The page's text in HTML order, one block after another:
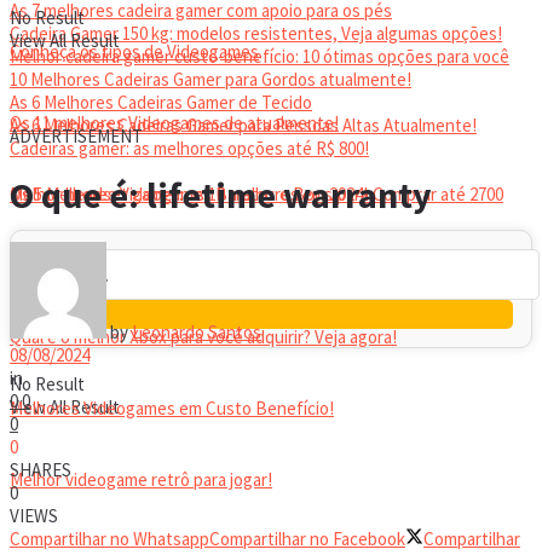
As 7 melhores cadeira gamer com apoio para os pés
Cadeira Gamer 150 kg: modelos resistentes, Veja algumas opções!
Melhor cadeira gamer custo-benefício: 10 ótimas opções para você
10 Melhores Cadeiras Gamer para Gordos atualmente!
As 6 Melhores Cadeiras Gamer de Tecido
As 6 Melhores Cadeiras Gamer para Pessoas Altas Atualmente!
Cadeiras gamer: as melhores opções até R$ 800!
Melhor headset gamer: os 10 melhores em 2024!
No Result
View All Result
Conheça os tipos de Videogames
Os 11 melhores Videogames de atualmente!
Os 5 Melhores Videogames Baratos e Bons para Comprar até 2700
Reais
Qual é o melhor Xbox para você adquirir? Veja agora!
Melhores Videogames em Custo Benefício!
Melhor videogame retrô para jogar!
No Result
View All Result
ADVERTISEMENT
O que é: lifetime warranty
byLeonardo Santos
08/08/2024
in
00
0
0
SHARES
0
VIEWS
Compartilhar no WhatsappCompartilhar no Facebook
Compartilhar